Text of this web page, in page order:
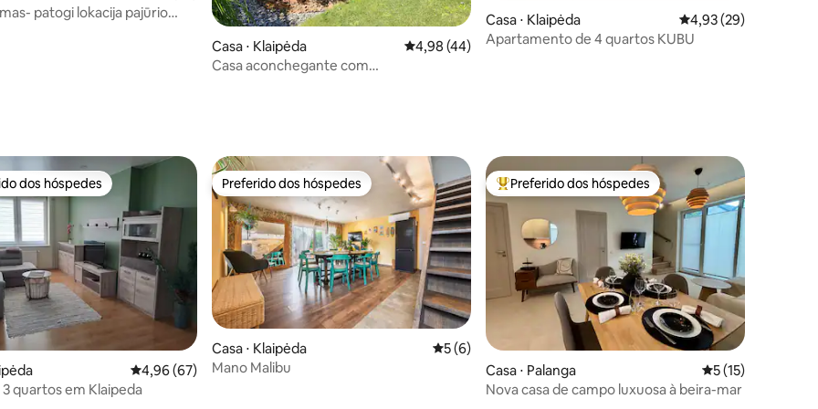
de 5, 45 avaliações
patogi lokacija pajūrio
Casa ⋅ Klaipėda 4,98 de uma avaliação média de 5, 44 avaliações
4,98 (44)
Casa aconchegante com
Casa ⋅ Klaipėda 4,93 de uma
4,93 (29)
Apartamento de 4 quartos KUBU
preferidos dos hóspedes
dos hóspedes
4,96 de uma avaliação média de 5, 67 avaliações
4,96 (67)
quartos em Klaipeda
Preferido dos hóspedes
Preferido dos hóspedes
Casa ⋅ Klaipėda 5 de uma avaliação média de 5, 6 avaliações
5 (6)
Mano Malibu
Entre os melhores preferidos dos hóspedes
Preferido dos hóspedes
Casa ⋅ Palanga 5 de uma
5 (15)
Nova casa de campo luxuosa à beira-mar